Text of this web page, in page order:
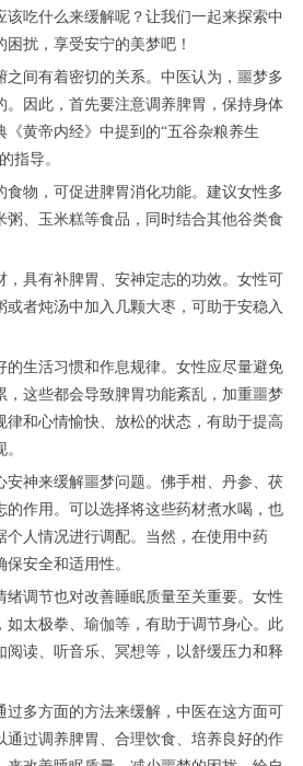
该吃什么来缓解呢？让我们一起来探索中
扰，享受安宁的美梦吧！
之间有着密切的关系。中医认为，噩梦多
。因此，首先要注意调养脾胃，保持身体
《黄帝内经》中提到的“五谷杂粮养生
指导。
食物，可促进脾胃消化功能。建议女性多
粥、玉米糕等食品，同时结合其他谷类食
，具有补脾胃、安神定志的功效。女性可
或者炖汤中加入几颗大枣，可助于安稳入
的生活习惯和作息规律。女性应尽量避免
，这些都会导致脾胃功能紊乱，加重噩梦
律和心情愉快、放松的状态，有助于提高
安神来缓解噩梦问题。佛手柑、丹参、茯
的作用。可以选择将这些药材煮水喝，也
个人情况进行调配。当然，在使用中药
安全和适用性。
绪调节也对改善睡眠质量至关重要。女性
如太极拳、瑜伽等，有助于调节身心。此
阅读、听音乐、冥想等，以舒缓压力和释
过多方面的方法来缓解，中医在这方面可
通过调养脾胃、合理饮食、培养良好的作